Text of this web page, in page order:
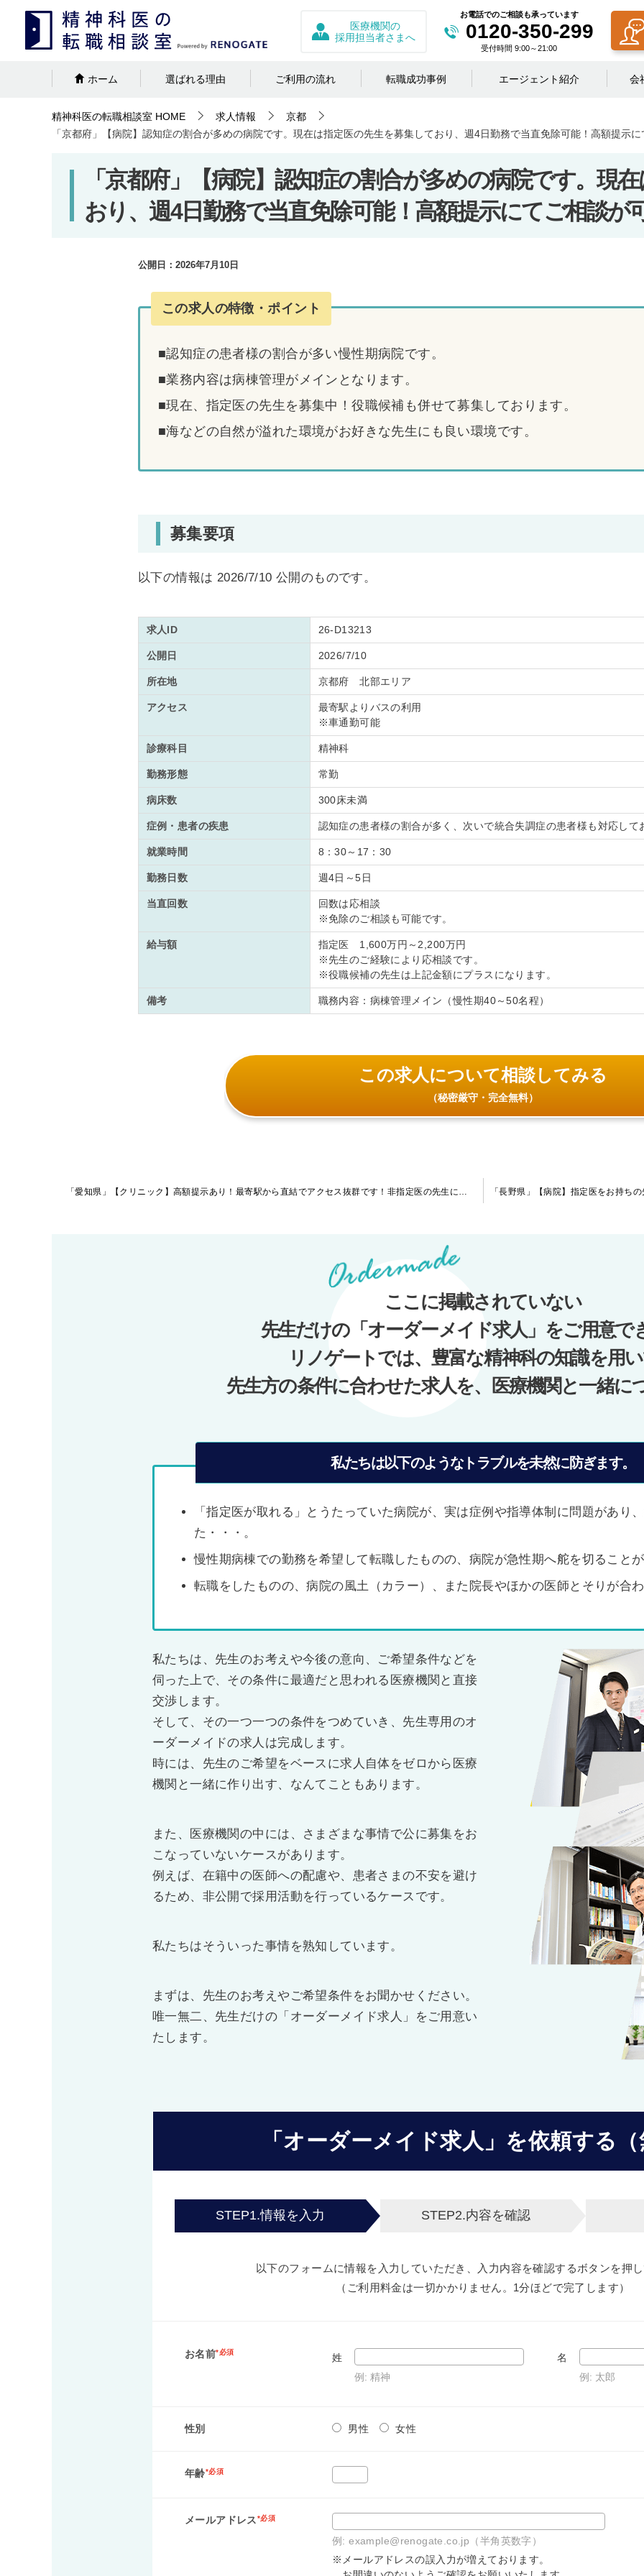
お電話でのご相談も承っています
0120-350-299
受付時間 9:00～21:00
医療機関の
採用担当者さまへ
ホーム 選ばれる理由 ご利用の流れ 転職成功事例 エージェント紹介 会
精神科医の転職相談室 HOME 求人情報
京都
「京都府」【病院】認知症の割合が多めの病院です。現在は指定医の先生を募集しており、週4日勤務で当直免除可能！高額提示に
「京都府」【病院】認知症の割合が多めの病院です。現
おり、週4日勤務で当直免除可能！高額提示にてご相談が
公開日： 2026年7月10日
この求人の特徴・ポイント
■認知症の患者様の割合が多い慢性期病院です。
■業務内容は病棟管理がメインとなります。
■現在、指定医の先生を募集中！役職候補も併せて募集しております。
■海などの自然が溢れた環境がお好きな先生にも良い環境です。
募集要項
以下の情報は 2026/7/10 公開のものです。
求人ID 26-D13213
公開日 2026/7/10
所在地 京都府 北部エリア
アクセス
最寄駅よりバスの利用
※車通勤可能
診療科目 精神科
勤務形態 常勤
病床数 300床未満
症例・患者の疾患 認知症の患者様の割合が多く、次いで統合失調症の患者様も対応して
就業時間 8：30～17：30
勤務日数 週4日～5日
当直回数
回数は応相談
※免除のご相談も可能です。
給与額
指定医 1,600万円～2,200万円
※先生のご経験により応相談です。
※役職候補の先生は上記金額にプラスになります。
備考 職務内容：病棟管理メイン（慢性期40～50名程）
この求人について相談してみる
（秘密厳守・完全無料）
ここに掲載されていない
先生だけの「オーダーメイド求人」をご用意で
リノゲートでは、豊富な精神科の知識を用い
先生方の条件に合わせた求人を、医療機関と一緒に
私たちは以下のようなトラブルを未然に防ぎます。
「指定医が取れる」とうたっていた病院が、実は症例や指導体制に問題があり
た・・・。
慢性期病棟での勤務を希望して転職したものの、病院が急性期へ舵を切ることが
転職をしたものの、病院の風土（カラー）、また院長やほかの医師とそりが合わ
私たちは、先生のお考えや今後の意向、ご希望条件などを
伺った上で、その条件に最適だと思われる医療機関と直接
交渉します。
そして、その一つ一つの条件をつめていき、先生専用のオ
ーダーメイドの求人は完成します。
時には、先生のご希望をベースに求人自体をゼロから医療
機関と一緒に作り出す、なんてこともあります。
また、医療機関の中には、さまざまな事情で公に募集をお
こなっていないケースがあります。
例えば、在籍中の医師への配慮や、患者さまの不安を避け
るため、非公開で採用活動を行っているケースです。
私たちはそういった事情を熟知しています。
まずは、先生のお考えやご希望条件をお聞かせください。
唯一無二、先生だけの「オーダーメイド求人」をご用意い
たします。
「オーダーメイド求人」を依頼する（
STEP1.情報を入力 STEP2.内容を確認
以下のフォームに情報を入力していただき、入力内容を確認するボタンを押し
（ご利用料金は一切かかりません。1分ほどで完了します）
お名前*必須
姓
例: 精神
名
例: 太郎
性別 男性 女性
年齢*必須
メールアドレス*必須
例: example@renogate.co.jp（半角英数字）
※メールアドレスの誤入力が増えております。